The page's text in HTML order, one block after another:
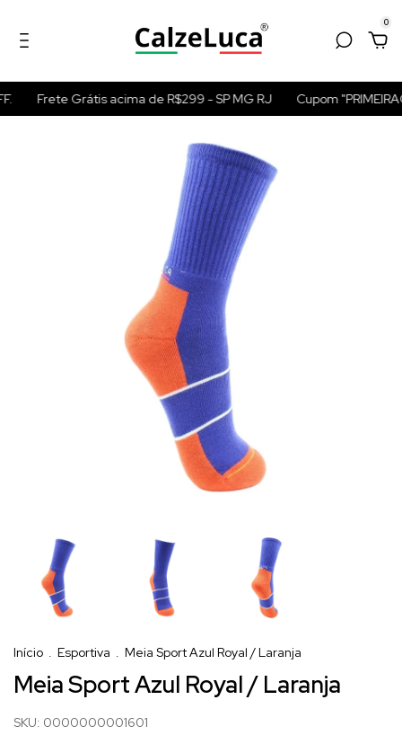
0
Frete Grátis acima de R$299 - SP MG RJ Cupom
Início . Esportiva . Meia Sport Azul Royal / Laranja
Meia Sport Azul Royal / Laranja
SKU: 0000000001601